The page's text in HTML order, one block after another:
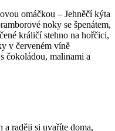
omáčkou – Jehněčí kýta
noky se špenátem,
králičí stehno na hořčici,
v červeném víně
čokoládou, malinami a
a raději si uvaříte doma,